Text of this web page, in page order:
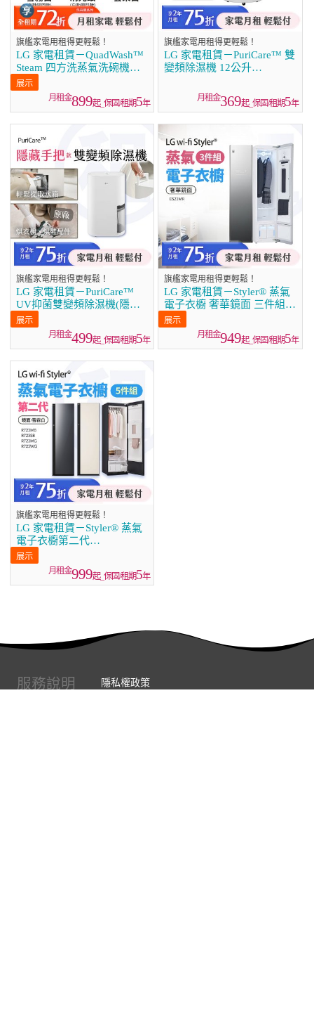
旗艦家電用租得更輕鬆！
LG 家電租賃－QuadWash™
Steam 四方洗蒸氣洗碗機｜
雪霧白 (DFB335HE)／消光
銀(DFB335HS)／雲朵白
(DFB533FW)899起_保固/租期5年
旗艦家電用租得更輕鬆！
LG 家電租賃－PuriCare™ 雙
變頻除濕機 12公升
(MD161QPE0)
369起_保固/租期5年
旗艦家電用租得更輕鬆！
LG 家電租賃－PuriCare™
UV抑菌雙變頻除濕機(隱藏
把手款) 18公升／22公升
499起_保固/租期5年
旗艦家電用租得更輕鬆！
LG 家電租賃－Styler® 蒸氣
電子衣櫥 奢華鏡面 三件組
（E523MR）
949起_保固/租期5年
旗艦家電用租得更輕鬆！
LG 家電租賃－Styler® 蒸氣
電子衣櫥第二代
(R723MB/R723SB/R723MG
R723WG)
999起_保固/租期5年
服務說明
隱私權政策